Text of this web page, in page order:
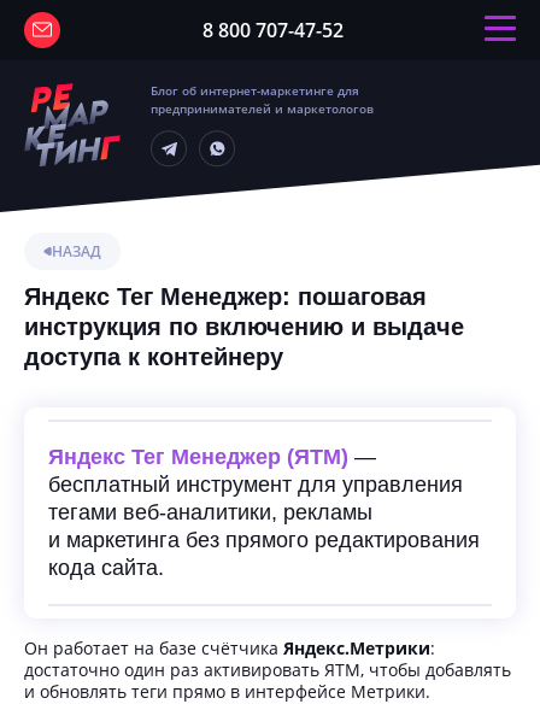
8 800 707-47-52
Блог об интернет-маркетинге для
предпринимателей и маркетологов
НАЗАД
Яндекс Тег Менеджер: пошаговая
инструкция по включению и выдаче
доступа к контейнеру
Яндекс Тег Менеджер (ЯТМ) —
бесплатный инструмент для управления
тегами веб-аналитики, рекламы
и маркетинга без прямого редактирования
кода сайта.
Он работает на базе счётчика Яндекс.Метрики:
достаточно один раз активировать ЯТМ, чтобы добавлять
и обновлять теги прямо в интерфейсе Метрики.